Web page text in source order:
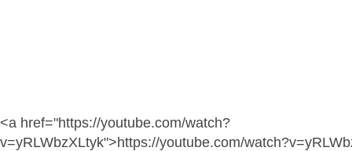
<a href="https://youtube.com/watch?
v=yRLWbzXLtyk">https://youtube.com/